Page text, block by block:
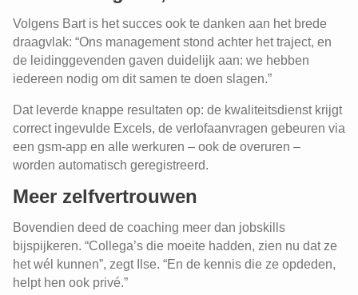
Volgens Bart is het succes ook te danken aan het brede
draagvlak: “Ons management stond achter het traject, en
de leidinggevenden gaven duidelijk aan: we hebben
iedereen nodig om dit samen te doen slagen.”
Dat leverde knappe resultaten op: de kwaliteitsdienst krijgt
correct ingevulde Excels, de verlofaanvragen gebeuren via
een gsm-app en alle werkuren – ook de overuren –
worden automatisch geregistreerd.
Meer zelfvertrouwen
Bovendien deed de coaching meer dan jobskills
bijspijkeren. “Collega’s die moeite hadden, zien nu dat ze
het wél kunnen”, zegt Ilse. “En de kennis die ze opdeden,
helpt hen ook privé.”